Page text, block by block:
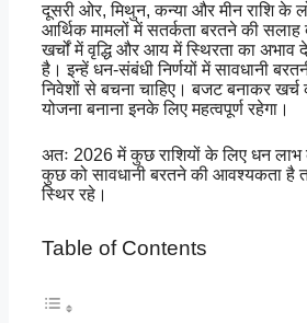
दूसरी ओर, मिथुन, कन्या और मीन राशि के
आर्थिक मामलों में सतर्कता बरतने की सलाह
खर्चों में वृद्धि और आय में स्थिरता का
है। इन्हें धन-संबंधी निर्णयों में सावधानी
निवेशों से बचना चाहिए। बजट बनाकर खर्च
योजना बनाना इनके लिए महत्वपूर्ण रहेगा।
अतः 2026 में कुछ राशियों के लिए धन लाभ
कुछ को सावधानी बरतने की आवश्यकता है
स्थिर रहे।
Table of Contents